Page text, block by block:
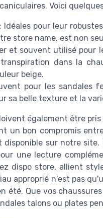
Voici
: Idéales pour leur
store name, est non
et souvent utilisé pour
dans la
beige.
pour les sandales
sa belle texture et la
également être
un bon compromis
disponible sur notre site.
une lecture
dispo store, allient
approprié n'est pas
été. Que vos
talons ou plates